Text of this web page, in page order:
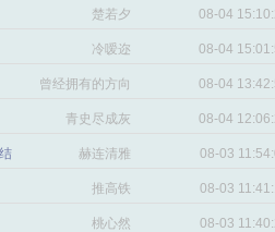
楚若夕 08-04
冷嗳迩 08-04
曾经拥有的方向
感
08-04
青史尽成灰 08-04
赫连清雅 08-03
推高铁 08-03
桃心然 08-03